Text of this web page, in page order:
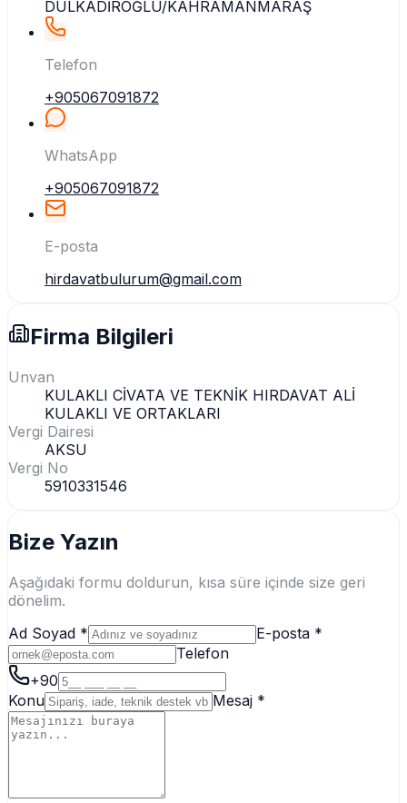
DULKADİROĞLU/KAHRAMANMARAŞ
Telefon
+905067091872
WhatsApp
+905067091872
E-posta
hirdavatbulurum@gmail.com
Firma Bilgileri
Unvan
KULAKLI CİVATA VE TEKNİK HIRDAVAT ALİ
KULAKLI VE ORTAKLARI
Vergi Dairesi
AKSU
Vergi No
5910331546
Bize Yazın
Aşağıdaki formu doldurun, kısa süre içinde size geri
dönelim.
Ad Soyad *
E-posta *
Telefon
+90
Konu
Mesaj *